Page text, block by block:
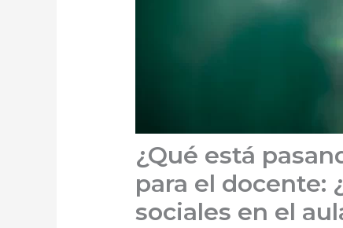
¿Qué está
para el docente:
sociales en el